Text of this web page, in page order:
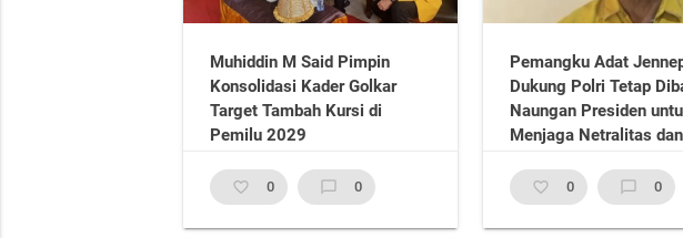
Muhiddin M Said Pimpin
Konsolidasi Kader Golkar
Target Tambah Kursi di
Pemilu 2029
favorite_border 0 chat_bubble_outline 0
Pemangku Adat
Dukung Polri Tetap
Naungan Presiden
Menjaga Netralitas dan
favorite_border 0 chat_bubble_outline 0